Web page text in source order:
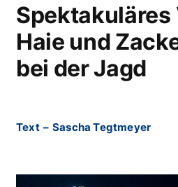
Haie und
bei der Jagd
Text – Sascha Tegtmeyer